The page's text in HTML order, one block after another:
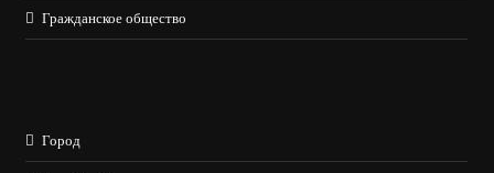
Гражданское общество
Город